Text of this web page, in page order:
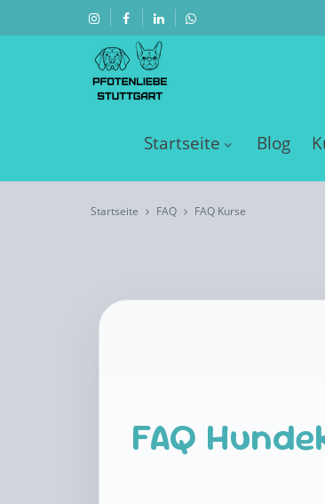
Startseite Blog
Startseite FAQ FAQ Kurse
FAQ